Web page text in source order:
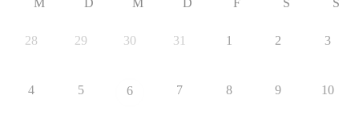
M D M D F S S
28 29 30 31 1 2 3
4 5 6 7 8 9 10